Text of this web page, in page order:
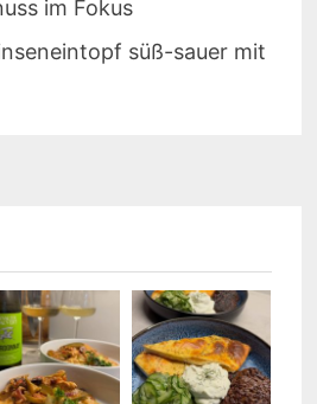
im Fokus
süß-sauer mit